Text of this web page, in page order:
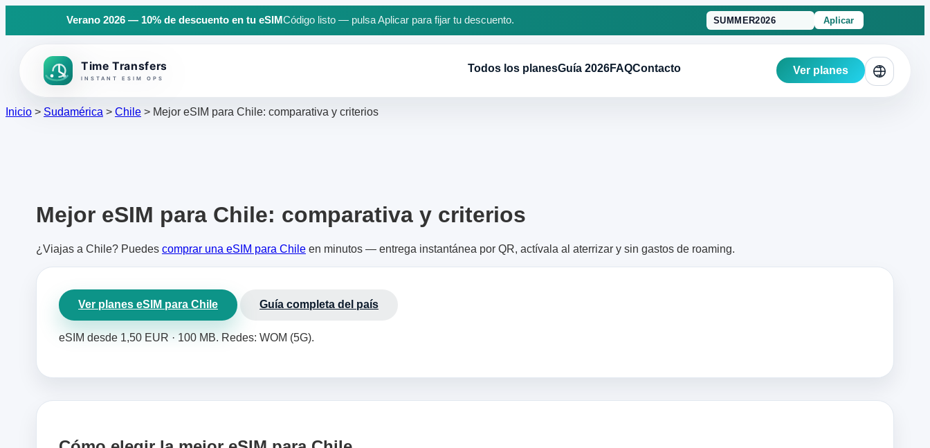
Verano 2026 — 10% de descuento en tu eSIMCódigo listo — pulsa Aplicar para fijar tu descuento. Aplicar
Back to top
Todos los planesGuía 2026FAQContacto Ver planes
Inicio > Sudamérica > Chile > Mejor eSIM para Chile: comparativa y criterios
Mejor eSIM para Chile: comparativa y criterios
¿Viajas a Chile? Puedes comprar una eSIM para Chile en minutos — entrega instantánea por QR, actívala al aterrizar y sin gastos de roaming.
Ver planes eSIM para Chile Guía completa del país
eSIM desde 1,50 EUR · 100 MB. Redes: WOM (5G).